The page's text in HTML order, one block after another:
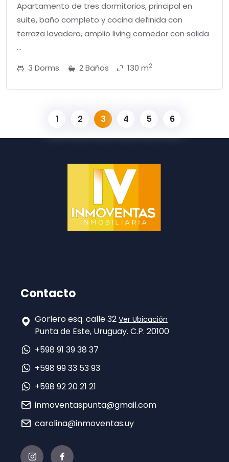
Apartamento de tres dormitorios, principal en
suite, baño completo y cocina definida con
terraza lavadero, amplio living comedor con salida
...
3 Dorms.
2 Baños 130 m2
1 2 3 4 5 6
Contacto
Gorlero esq. calle 32 Ver Ubicación
Punta de Este, Uruguay. C.P. 20100
+598 91 39 38 37
+598 99 33 53 93
+598 92 20 21 21
inmoventaspunta@gmail.com
carolina@inmoventas.uy